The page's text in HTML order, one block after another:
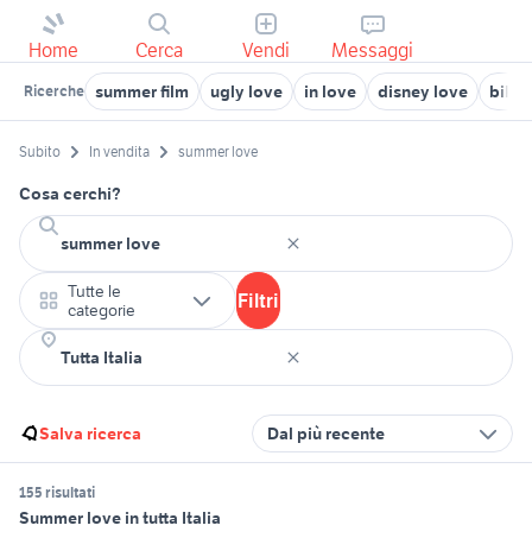
Home Cerca Vendi Messaggi
Ricerche summer film ugly love in love disney love
Subito In vendita summer love
Cosa cerchi?
Tutte le
categorie
Filtri
Salva ricerca Dal più recente
155 risultati
Summer love in tutta Italia